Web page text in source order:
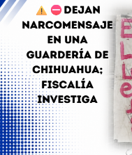
Secretaría de